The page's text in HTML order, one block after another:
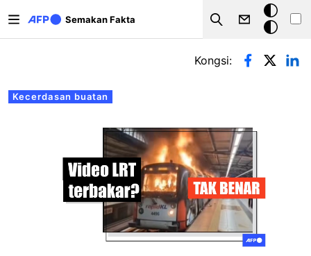
Semakan Fakta
Search
Mod
gelap
Tab-tab utama
Kecerdasan buatan
Kongsi: